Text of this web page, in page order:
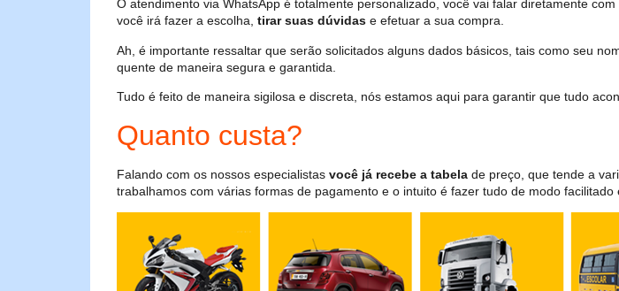
O atendimento via WhatsApp é totalmente personalizado, você vai falar diretamente
você irá fazer a escolha, tirar suas dúvidas e efetuar a sua compra.
Ah, é importante ressaltar que serão solicitados alguns dados básicos, tais como seu
quente de maneira segura e garantida.
Tudo é feito de maneira sigilosa e discreta, nós estamos aqui para garantir que tudo
Quanto custa?
Falando com os nossos especialistas você já recebe a tabela de preço, que tende a
trabalhamos com várias formas de pagamento e o intuito é fazer tudo de modo facilitado